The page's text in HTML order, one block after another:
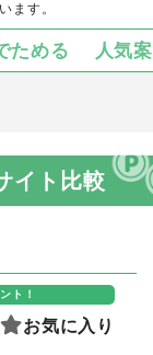
ます。
ためる 人気
イト比較
ト！
お気に入り